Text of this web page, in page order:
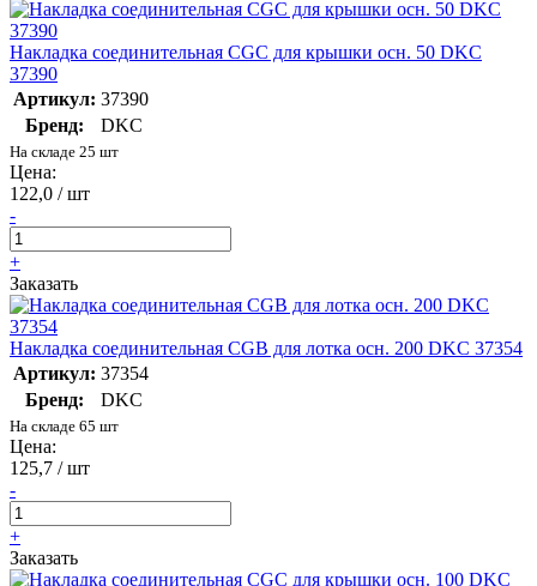
Накладка соединительная CGC для крышки осн. 50 DKC
37390
Артикул: 37390
Бренд:
DKC
На складе 25 шт
Цена:
122,0 / шт
-
+
Заказать
Накладка соединительная CGB для лотка осн. 200 DKC 37354
Артикул: 37354
Бренд:
DKC
На складе 65 шт
Цена:
125,7 / шт
-
+
Заказать